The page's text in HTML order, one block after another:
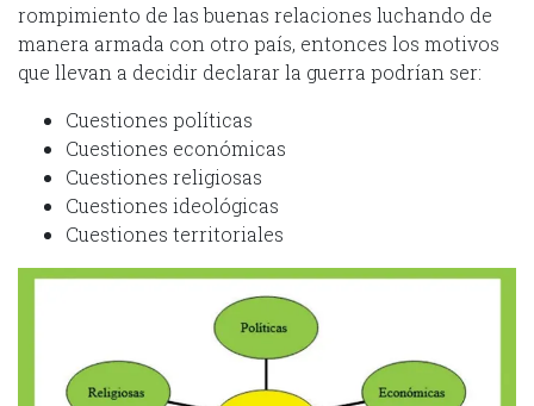
rompimiento de las buenas relaciones luchando de
manera armada con otro país, entonces los motivos
que llevan a decidir declarar la guerra podrían ser:
Cuestiones políticas
Cuestiones económicas
Cuestiones religiosas
Cuestiones ideológicas
Cuestiones territoriales